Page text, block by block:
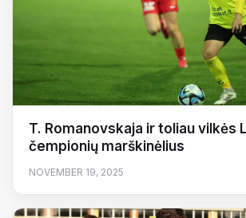
T. Romanovskaja ir toliau vilkės
čempionių marškinėlius
NOVEMBER 19, 2025